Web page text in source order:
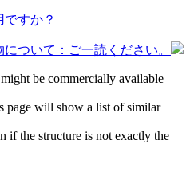
すか？
ついて：ご一読ください。
be commercially available
page will show a list of similar
if the structure is not exactly the